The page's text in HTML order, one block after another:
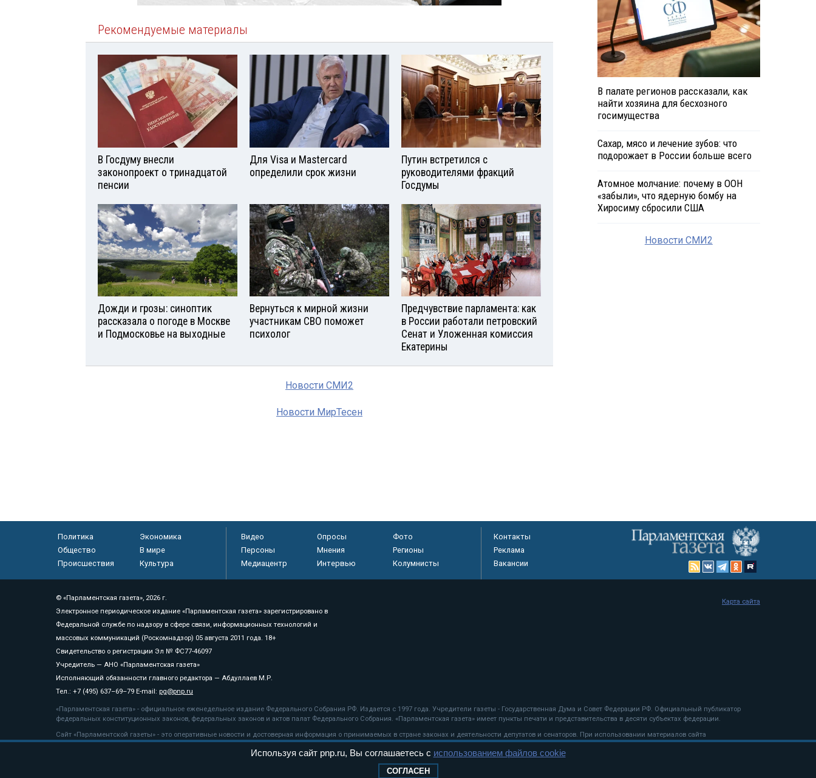
Рекомендуемые материалы
В Госдуму внесли
законопроект о тринадцатой
пенсии
Для Visа и Mastercard
определили срок жизни
Путин встретился с
руководителями фракций
Госдумы
Дожди и грозы: синоптик
рассказала о погоде в Москве
и Подмосковье на выходные
Вернуться к мирной жизни
участникам СВО поможет
психолог
Предчувствие парламента: как
в России работали петровский
Сенат и Уложенная комиссия
Екатерины
Новости СМИ2
Новости МирТесен
В палате регионов рассказали, как
найти хозяина для бесхозного
госимущества
Сахар, мясо и лечение зубов: что
подорожает в России больше всего
Атомное молчание: почему в ООН
«забыли», что ядерную бомбу на
Хиросиму сбросили США
Новости СМИ2
Политика
Экономика
Общество
В мире
Происшествия
Культура
Видео Опросы
Фото
Персоны
Мнения
Регионы
Медиацентр
Интервью Колумнисты
Контакты
Реклама
Вакансии
© «Парламентская газета», 2026 г.
Электронное периодическое издание «Парламентская газета» зарегистрировано в
Федеральной службе по надзору в сфере связи, информационных технологий и
массовых коммуникаций (Роскомнадзор) 05 августа 2011 года. 18+
Свидетельство о регистрации Эл № ФС77-46097
Учредитель — АНО «Парламентская газета»
Исполняющий обязанности главного редактора — Абдуллаев М.Р.
Тел.: +7 (495) 637–69–79 E-mail: pg@pnp.ru
«Парламентская газета» - официальное еженедельное издание Федерального Собрания РФ. Издается с 1997 года. Учредители газеты - Государственная Дума и Совет Федерации РФ. Официальный публикатор
федеральных конституционных законов, федеральных законов и актов палат Федерального Собрания. «Парламентская газета» имеет пункты печати и представительства в десяти субъектах федерации.
Сайт «Парламентской газеты» - это оперативные новости и достоверная информация о принимаемых в стране законах и деятельности депутатов и сенаторов. При использовании материалов сайта
«Парламентской газеты» активная ссылка на pnp.ru обязательна.
рекомендательные технологии
Карта сайта
Используя сайт pnp.ru, Вы соглашаетесь с использованием файлов cookie
СОГЛАСЕН